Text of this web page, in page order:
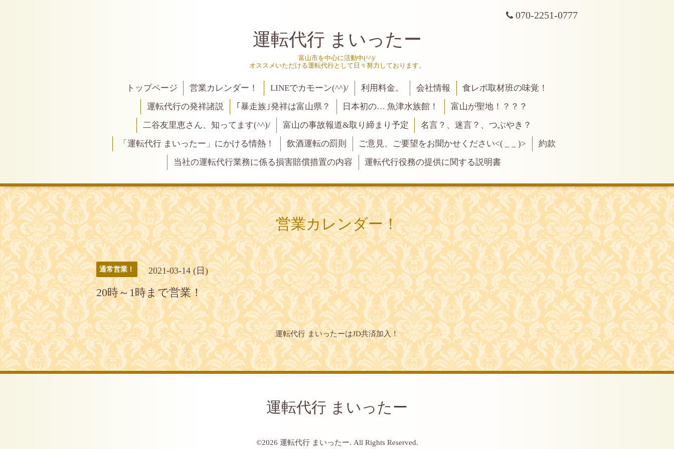
070-2251-0777
運転代行 まいったー
富山市を中心に活動中(^^)/
オススメいただける運転代行として日々努力しております。
トップページ 営業カレンダー！ LINEでカモーン(^^)/ 利用料金。 会社情報
食レポ取材班の味覚！
運転代行の発祥諸説
｢暴走族｣発祥は富山県？ 日本初の… 魚津水族館！
富山が聖地！？？？
二谷友里恵さん、知ってます(^^)/
富山の事故報道&取り締まり予定
名言？、迷言？、つぶやき？
「運転代行 まいったー」にかける情熱！
飲酒運転の罰則 ご意見、ご要望をお聞かせください<( _ _ )>
約款
当社の運転代行業務に係る損害賠償措置の内容
運転代行役務の提供に関する説明書
営業カレンダー！
通常営業！ 2021-03-14 (日)
20時～1時まで営業！
運転代行 まいったーはJD共済加入！
運転代行 まいったー
©2026 運転代行 まいったー. All Rights Reserved.